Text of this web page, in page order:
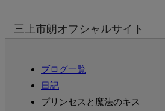
三上市朗オフシャルサイト
ブログ一覧
日記
プリンセスと魔法のキス